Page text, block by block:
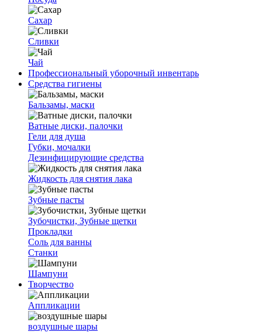
Сахар
Сливки
Чай
Профессиональный уборочный инвентарь
Средства гигиены
Бальзамы, маски
Ватные диски, палочки
Гели для душа
Губки, мочалки
Дезинфицирующие средства
Жидкость для снятия лака
Зубные пасты
Зубочистки, Зубные щетки
Прокладки
Соль для ванны
Станки
Шампуни
Творчество
Аппликации
воздушные шары